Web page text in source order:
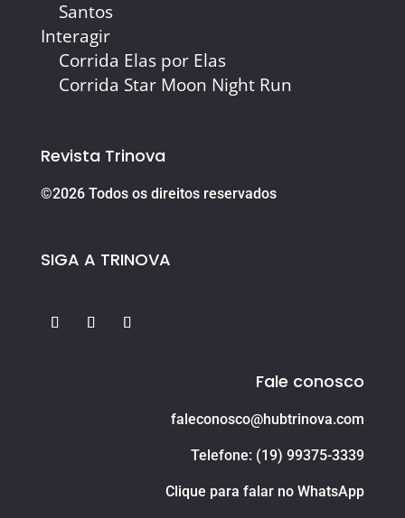
Santos
Interagir
Corrida Elas por Elas
Corrida Star Moon Night Run
Revista Trinova
©2026 Todos os direitos reservados
SIGA A TRINOVA
Fale conosco
faleconosco@hubtrinova.com
Telefone: (19) 99375-3339
Clique para falar no WhatsApp